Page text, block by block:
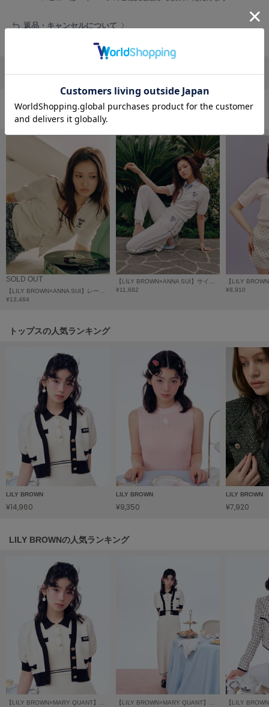
FURFUR
ジェラート ピケ
GELATO PIQUE CAT&DOG
ジェラート ピケ キャットアンドドッグ
gelato pique Sleep
ジェラート ピケ スリープ
GRAMICCI
グラミチ
Henon.
へノン
HUNTER
ハンター
le coq sportif
ルコックスポルティフ
リリーブラウン
LILY BROWN Lingerie
リリーブラウンランジェリー
LITTLE UNION TOKYO
リトルユニオン トウキョウ
made of Organics
メイドオブオーガニクス
返品・キャンセルについて
おすすめ商品
SOLD OUT
¥13,464
¥11,682
¥8,910
トップスの人気ランキング
LILY BROWN
¥14,960
LILY BROWN
¥9,350
LILY BROWN
¥7,920
LILY BROWNの人気ランキング
【LILY BROWN×MARY QUANT】ニットカーディガン 【LILY BROWN×MARY QUANT】ポロニットワンピース